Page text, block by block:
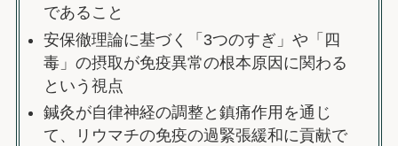
であること
安保徹理論に基づく「3つのすぎ」や「四
毒」の摂取が免疫異常の根本原因に関わる
という視点
鍼灸が自律神経の調整と鎮痛作用を通じ
て、リウマチの免疫の過緊張緩和に貢献で